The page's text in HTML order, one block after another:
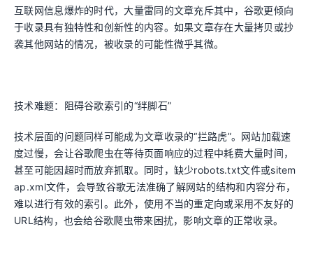
互联网信息爆炸的时代，大量雷同的文章充斥其中，谷歌更倾向
于收录具有独特性和创新性的内容。如果文章存在大量拷贝或抄
袭其他网站的情况，被收录的可能性微乎其微。
技术难题：阻碍谷歌索引的“绊脚石”
技术层面的问题同样可能成为文章收录的“拦路虎”。网站加载速
度过慢，会让谷歌爬虫在等待页面响应的过程中耗费大量时间，
甚至可能因超时而放弃抓取。同时，缺少robots.txt文件或sitem
ap.xml文件，会导致谷歌无法准确了解网站的结构和内容分布，
难以进行有效的索引。此外，使用不当的重定向或采用不友好的
URL结构，也会给谷歌爬虫带来困扰，影响文章的正常收录。